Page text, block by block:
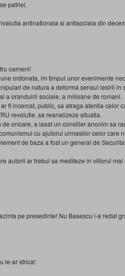
patriei.
antinationala si antisociala din
oameni!
ordonata, im timpul unor evenimente
de natura a deforma sensul iesirii in
a oranduirii sociale, a milioane de romani.
fi incercat, public, sa atraga atentia celor
revolutie, sa reanalizeze situatia.
onoare, a lasat un consilier anonim sa
cu ajutorul urmasilor celor care
de baza a fost un general de
autorii ar trebui sa mediteze in viitorul
pe presedinte! Nu Basescu i-a redat
le-ar strica!